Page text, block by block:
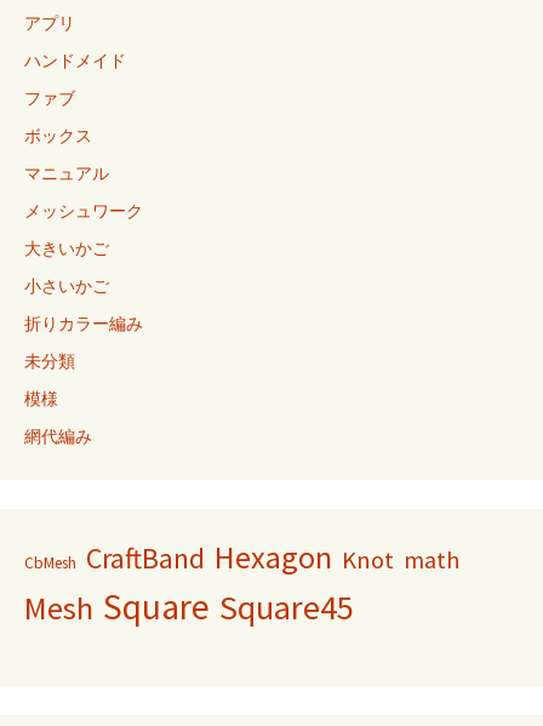
アプリ
ハンドメイド
ファブ
ボックス
マニュアル
メッシュワーク
大きいかご
小さいかご
折りカラー編み
未分類
模様
網代編み
CbMesh CraftBand Hexagon Knot math
Mesh Square Square45